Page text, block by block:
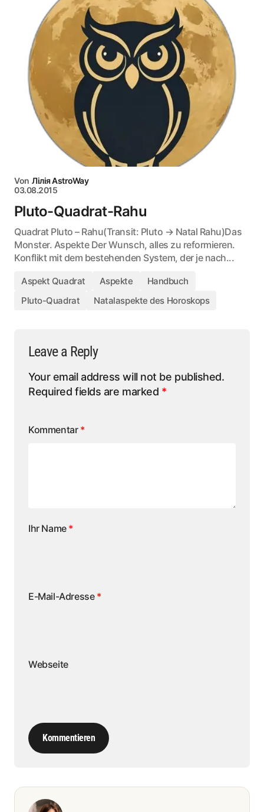
Von Лілія AstroWay
03.08.2015
Pluto-Quadrat-Rahu
Quadrat Pluto – Rahu(Transit: Pluto → Natal Rahu)Das
Monster. Aspekte Der Wunsch, alles zu reformieren.
Konflikt mit dem bestehenden System, der je nach...
Aspekt Quadrat Aspekte
Handbuch
Pluto-Quadrat
Natalaspekte des Horoskops
Leave a Reply
Your email address will not be published.
Required fields are marked *
Kommentar *
Ihr Name *
E-Mail-Adresse *
Webseite
Kommentieren